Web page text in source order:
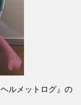
ルメットログ』の